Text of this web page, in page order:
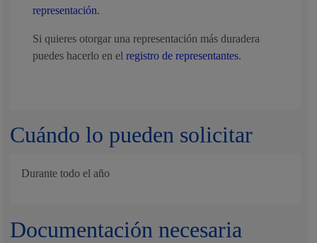
representación.
Si quieres otorgar una representación más duradera
puedes hacerlo en elregistro de representantes.
Cuándo lo pueden solicitar
Durante todo el año
Documentación necesaria